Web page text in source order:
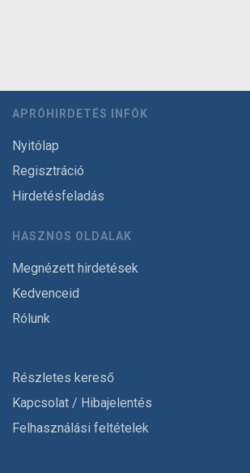
APRÓHIRDETÉS INFÓK
Nyitólap
Regisztráció
Hirdetésfeladás
HASZNOS OLDALAK
Megnézett hirdetések
Kedvenceid
Rólunk
Részletes kereső
Kapcsolat / Hibajelentés
Felhasználási feltételek